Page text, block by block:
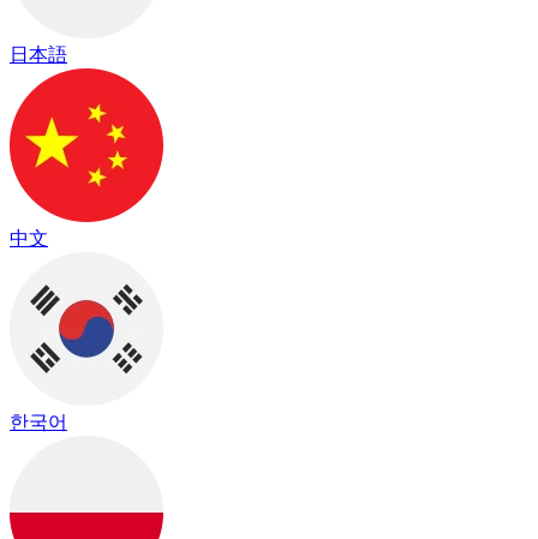
日本語
中文
한국어